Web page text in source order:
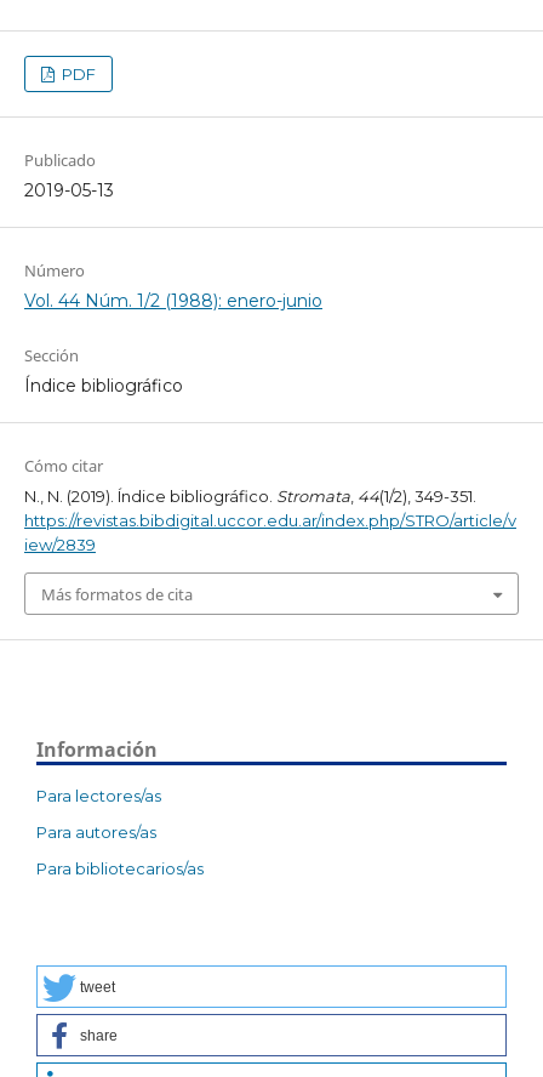
PDF
Publicado
2019-05-13
Número
Vol. 44 Núm. 1/2 (1988): enero-junio
Sección
Índice bibliográfico
Cómo citar
N., N. (2019). Índice bibliográfico. Stromata, 44(1/2), 349-351.
https://revistas.bibdigital.uccor.edu.ar/index.php/STRO/article/v
iew/2839
Más formatos de cita
Información
Para lectores/as
Para autores/as
Para bibliotecarios/as
tweet
share